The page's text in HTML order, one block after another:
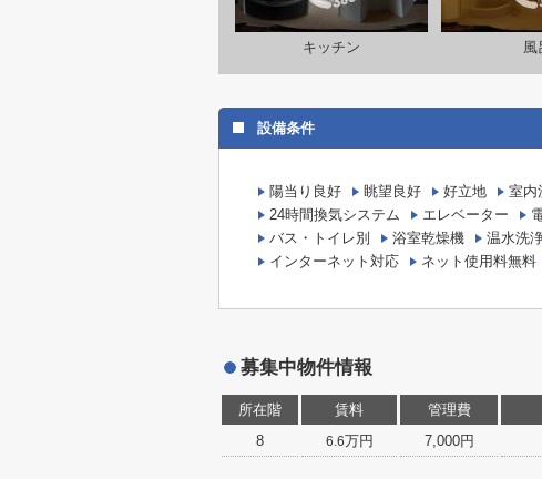
キッチン 風
設備条件
陽当り良好 眺望良好 好立地 室内
24時間換気システム
エレベーター
バス・トイレ別
浴室乾燥機 温水洗
インターネット対応
ネット使用料無料
募集中物件情報
所在階 賃料 管理費
8
6.6万円 7,000円